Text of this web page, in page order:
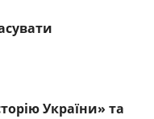
України» та